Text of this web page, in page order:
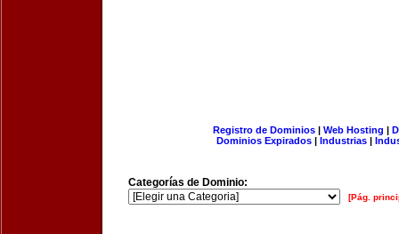
Registro de Dominios| Web Hosting |
Dominios Expirados | Industrias |
Categorías de Dominio:
[Pág.